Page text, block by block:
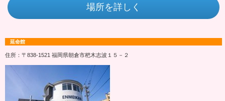
場所を詳しく
延命館
住所：〒838-1521 福岡県朝倉市杷木志波１５－２